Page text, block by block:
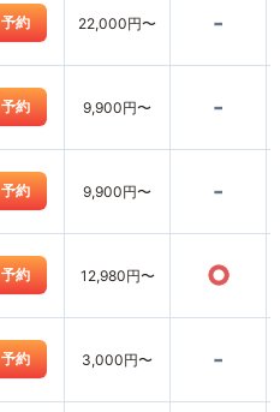
予約 22,000円〜 -
予約 9,900円〜 -
予約 9,900円〜 -
予約 12,980円〜 ○
予約 3,000円〜 -